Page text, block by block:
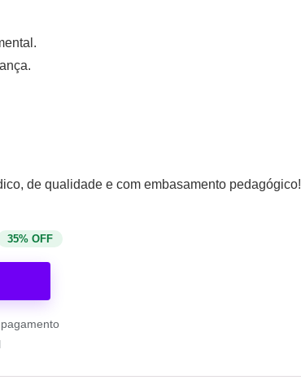
de qualidade e com embasamento pedagógico!
35% OFF